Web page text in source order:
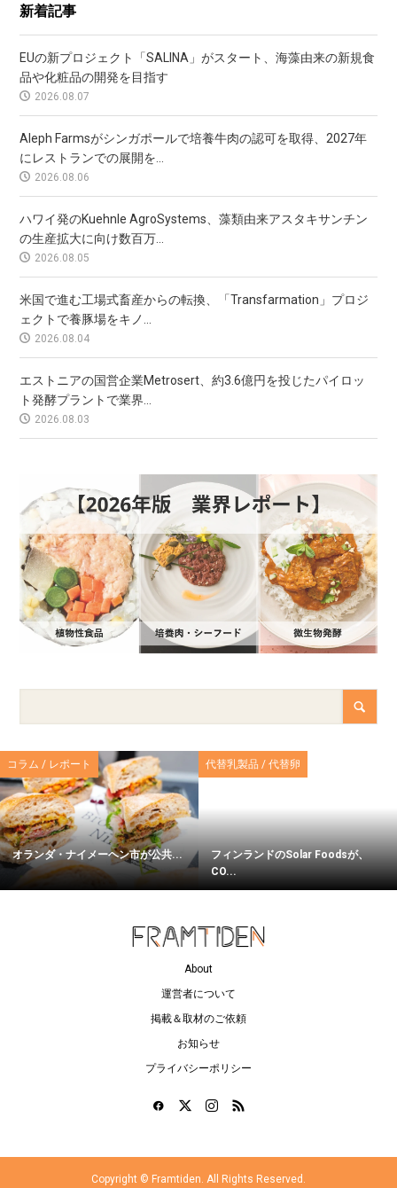
新着記事
EUの新プロジェクト「SALINA」がスタート、海藻由来の新規食
品や化粧品の開発を目指す
2026.08.07
Aleph Farmsがシンガポールで培養牛肉の認可を取得、2027年
にレストランでの展開を...
2026.08.06
ハワイ発のKuehnle AgroSystems、藻類由来アスタキサンチン
の生産拡大に向け数百万...
2026.08.05
米国で進む工場式畜産からの転換、「Transfarmation」プロジ
ェクトで養豚場をキノ...
2026.08.04
エストニアの国営企業Metrosert、約3.6億円を投じたパイロッ
ト発酵プラントで業界...
2026.08.03
コラム / レポート
オランダ・ナイメーヘン市が公共...
代替乳製品 / 代替卵
フィンランドのSolar Foodsが、
CO...
About
運営者について
掲載＆取材のご依頼
お知らせ
プライバシーポリシー
Copyright © Framtiden. All Rights Reserved.